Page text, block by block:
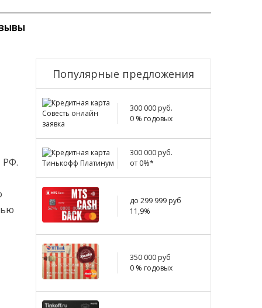
РФ.
Популярные предложения
300 000 руб.
0 % годовых
300 000 руб.
от 0%*
до 299 999 руб
11,9%
350 000 руб
0 % годовых